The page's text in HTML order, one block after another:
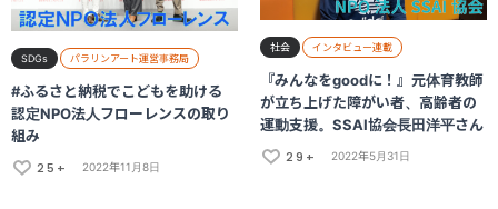
SDGs パラリンアート運営事務局
#ふるさと納税でこどもを助ける
認定NPO法人フローレンスの取り
組み
25+
2022年11月8日
社会 インタビュー連載
『みんなをgoodに！』元体育教師
が立ち上げた障がい者、高齢者の
運動支援。SSAI協会長田洋平さん
29+
2022年5月31日